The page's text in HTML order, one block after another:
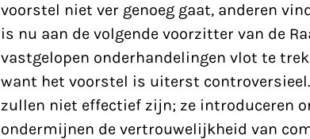
voorstel niet ver genoeg gaat, anderen
is nu aan de volgende voorzitter van de
vastgelopen onderhandelingen vlot te
want het voorstel is uiterst
zullen niet effectief zijn; ze introduceren
ondermijnen de vertrouwelijkheid van